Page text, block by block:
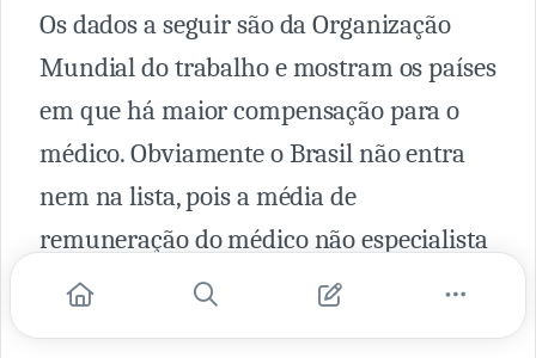
Os dados a seguir são da Organização
Mundial do trabalho e mostram os países
em que há maior compensação para o
médico. Obviamente o Brasil não entra
nem na lista, pois a média de
remuneração do médico não especialista
no Brasil é de 24.300
dólares ao ano